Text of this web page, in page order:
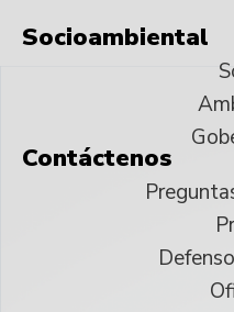
Socioambiental
Contáctenos